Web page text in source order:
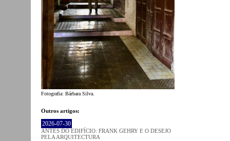
Fotografia: Bárbara Silva.
Outros artigos:
2026-07-30
ANTES DO EDIFÍCIO: FRANK GEHRY E O DESEJO
PELA ARQUITECTURA